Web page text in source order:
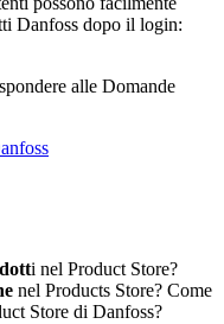
Danfoss dopo il login:
alle Domande
i nel Product Store?
nel Products Store? Come
Store di Danfoss?